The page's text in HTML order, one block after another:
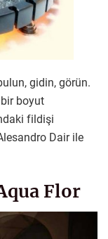
gidin, görün.
boyut
fildişi
Dair ile
Flor